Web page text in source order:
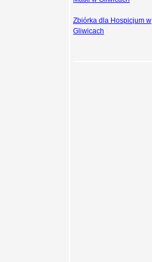
Zbiórka dla Hospicjum w
Gliwicach